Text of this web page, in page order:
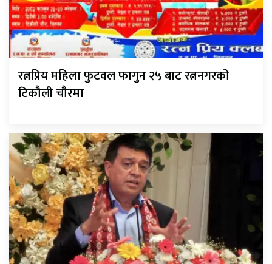
रत्नप्रिय महिला फुटवल फागुन २५ बाट रत्ननगरको
टिकौली चौरमा